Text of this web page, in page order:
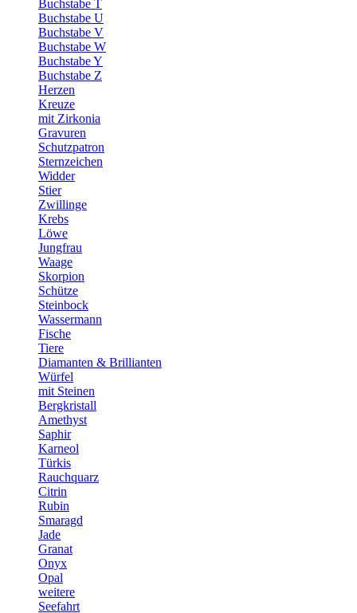
Buchstabe T
Buchstabe U
Buchstabe V
Buchstabe W
Buchstabe Y
Buchstabe Z
Herzen
Kreuze
mit Zirkonia
Gravuren
Schutzpatron
Sternzeichen
Widder
Stier
Zwillinge
Krebs
Löwe
Jungfrau
Waage
Skorpion
Schütze
Steinbock
Wassermann
Fische
Tiere
Diamanten & Brillianten
Würfel
mit Steinen
Bergkristall
Amethyst
Saphir
Karneol
Türkis
Rauchquarz
Citrin
Rubin
Smaragd
Jade
Granat
Onyx
Opal
weitere
Seefahrt